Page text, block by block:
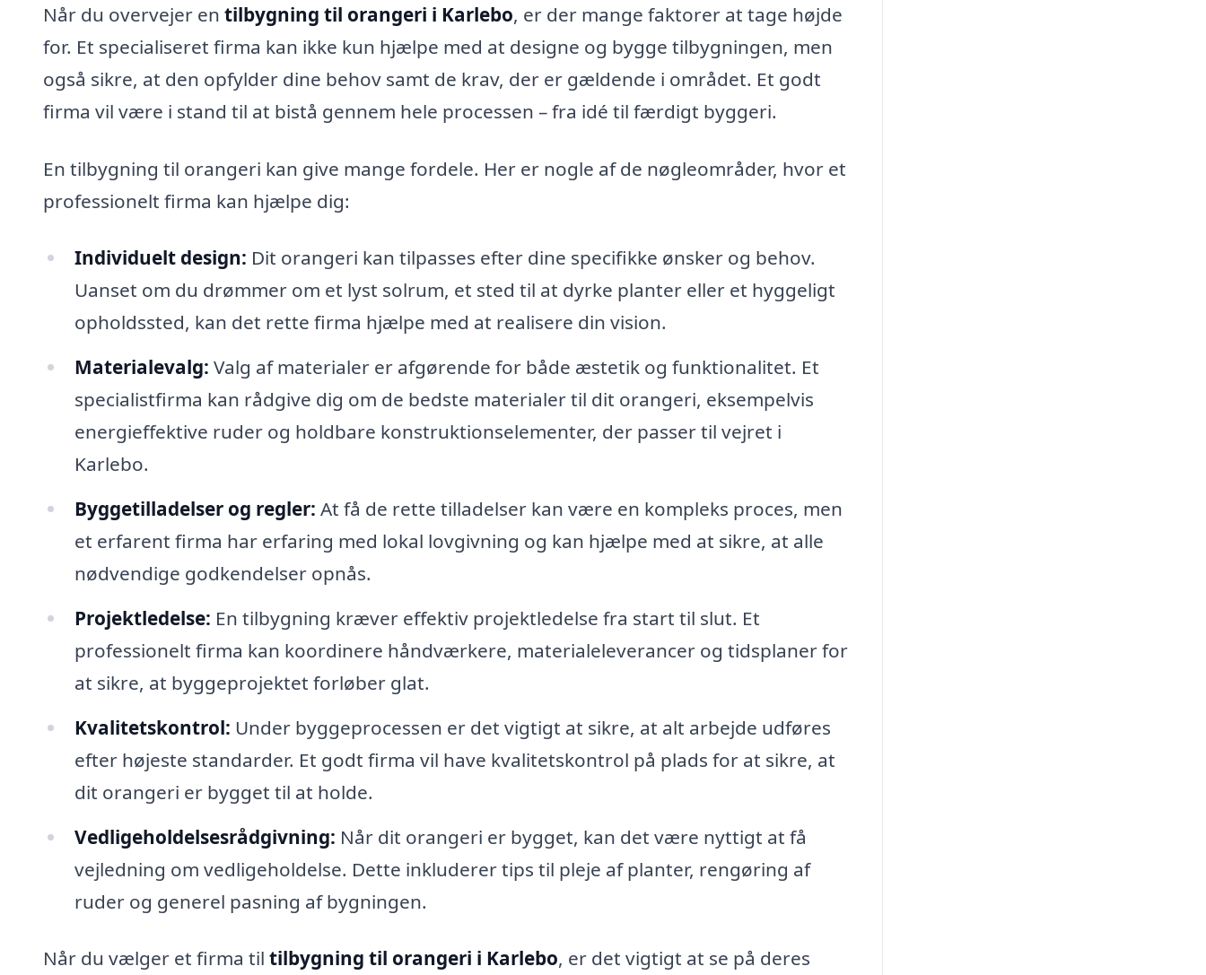
Når du overvejer en tilbygning til orangeri i Karlebo, er der mange faktorer at tage højde
for. Et specialiseret firma kan ikke kun hjælpe med at designe og bygge tilbygningen, men
også sikre, at den opfylder dine behov samt de krav, der er gældende i området. Et godt
firma vil være i stand til at bistå gennem hele processen – fra idé til færdigt byggeri.
En tilbygning til orangeri kan give mange fordele. Her er nogle af de nøgleområder, hvor et
professionelt firma kan hjælpe dig:
Individuelt design: Dit orangeri kan tilpasses efter dine specifikke ønsker og behov.
Uanset om du drømmer om et lyst solrum, et sted til at dyrke planter eller et hyggeligt
opholdssted, kan det rette firma hjælpe med at realisere din vision.
Materialevalg: Valg af materialer er afgørende for både æstetik og funktionalitet. Et
specialistfirma kan rådgive dig om de bedste materialer til dit orangeri, eksempelvis
energieffektive ruder og holdbare konstruktionselementer, der passer til vejret i
Karlebo.
Byggetilladelser og regler: At få de rette tilladelser kan være en kompleks proces, men
et erfarent firma har erfaring med lokal lovgivning og kan hjælpe med at sikre, at alle
nødvendige godkendelser opnås.
Projektledelse: En tilbygning kræver effektiv projektledelse fra start til slut. Et
professionelt firma kan koordinere håndværkere, materialeleverancer og tidsplaner for
at sikre, at byggeprojektet forløber glat.
Kvalitetskontrol: Under byggeprocessen er det vigtigt at sikre, at alt arbejde udføres
efter højeste standarder. Et godt firma vil have kvalitetskontrol på plads for at sikre, at
dit orangeri er bygget til at holde.
Vedligeholdelsesrådgivning: Når dit orangeri er bygget, kan det være nyttigt at få
vejledning om vedligeholdelse. Dette inkluderer tips til pleje af planter, rengøring af
ruder og generel pasning af bygningen.
Når du vælger et firma til tilbygning til orangeri i Karlebo, er det vigtigt at se på deres